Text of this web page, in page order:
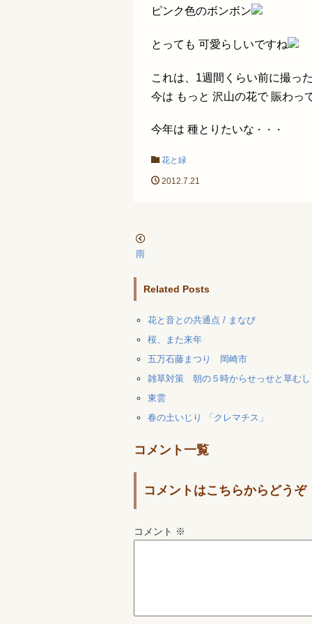
ピンク色のボンボン
とっても 可愛らしいですね
これは、1週間くらい前に撮っ
今は もっと 沢山の花で 賑わっ
今年は 種とりたいな ・・・
花と緑
2012.7.21
雨
Related Posts
花と音との共通点 / まなび
桜、また来年
五万石藤まつり 岡崎市
雑草対策 朝の５時からせっせと草むし
東雲
春の土いじり 「クレマチス」
コメント一覧
コメントはこちらからどうぞ
コメント ※